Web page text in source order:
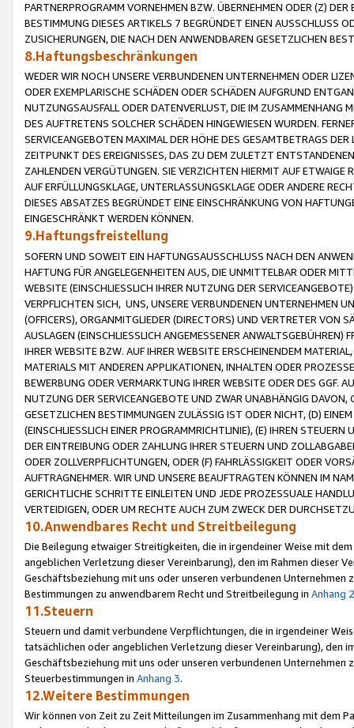
PARTNERPROGRAMM VORNEHMEN BZW. ÜBERNEHMEN ODER (Z)
BESTIMMUNG DIESES ARTIKELS 7 BEGRÜNDET EINEN AUSSCHLUSS
ZUSICHERUNGEN, DIE NACH DEN ANWENDBAREN GESETZLICHEN
8.Haftungsbeschränkungen
WEDER WIR NOCH UNSERE VERBUNDENEN UNTERNEHMEN ODER
ODER EXEMPLARISCHE SCHÄDEN ODER SCHÄDEN AUFGRUND
NUTZUNGSAUSFALL ODER DATENVERLUST, DIE IM ZUSAMMENHANG
DES AUFTRETENS SOLCHER SCHÄDEN HINGEWIESEN WURDEN.
SERVICEANGEBOTEN MAXIMAL DER HÖHE DES GESAMTBETRAGS
ZEITPUNKT DES EREIGNISSES, DAS ZU DEM ZULETZT
ZAHLENDEN VERGÜTUNGEN. SIE VERZICHTEN HIERMIT AUF
AUF ERFÜLLUNGSKLAGE, UNTERLASSUNGSKLAGE ODER ANDERE
DIESES ABSATZES BEGRÜNDET EINE EINSCHRÄNKUNG VON
EINGESCHRÄNKT WERDEN KÖNNEN.
9.Haftungsfreistellung
SOFERN UND SOWEIT EIN HAFTUNGSAUSSCHLUSS NACH DEN
HAFTUNG FÜR ANGELEGENHEITEN AUS, DIE UNMITTELBAR ODER
WEBSITE (EINSCHLIESSLICH IHRER NUTZUNG DER
VERPFLICHTEN SICH, UNS, UNSERE VERBUNDENEN UNTERNEHMEN
(OFFICERS), ORGANMITGLIEDER (DIRECTORS) UND VERTRETER VON
AUSLAGEN (EINSCHLIESSLICH ANGEMESSENER
IHRER WEBSITE BZW. AUF IHRER WEBSITE ERSCHEINENDEM
MATERIALS MIT ANDEREN APPLIKATIONEN, INHALTEN ODER
BEWERBUNG ODER VERMARKTUNG IHRER WEBSITE ODER DES GGF.
NUTZUNG DER SERVICEANGEBOTE UND ZWAR UNABHÄNGIG
GESETZLICHEN BESTIMMUNGEN ZULÄSSIG IST ODER NICHT, (D)
(EINSCHLIESSLICH EINER PROGRAMMRICHTLINIE), (E) IHREN
DER EINTREIBUNG ODER ZAHLUNG IHRER STEUERN UND
ODER ZOLLVERPFLICHTUNGEN, ODER (F) FAHRLÄSSIGKEIT ODER
AUFTRAGNEHMER. WIR UND UNSERE BEAUFTRAGTEN KÖNNEN IM
GERICHTLICHE SCHRITTE EINLEITEN UND JEDE PROZESSUALE
VERTEIDIGEN, ODER UM RECHTE AUCH ZUM ZWECK DER
10.Anwendbares Recht und Streitbeilegung
Die Beilegung etwaiger Streitigkeiten, die in irgendeiner Weise mit
angeblichen Verletzung dieser Vereinbarung), den im Rahmen dieser
Geschäftsbeziehung mit uns oder unseren verbundenen
Bestimmungen zu anwendbarem Recht und Streitbeilegung in Anhang 2
11.Steuern
Steuern und damit verbundene Verpflichtungen, die in irgendeiner
tatsächlichen oder angeblichen Verletzung dieser Vereinbarung), den
Geschäftsbeziehung mit uns oder unseren verbundenen
Steuerbestimmungen in Anhang 3.
12.Weitere Bestimmungen
Wir können von Zeit zu Zeit Mitteilungen im Zusammenhang mit dem